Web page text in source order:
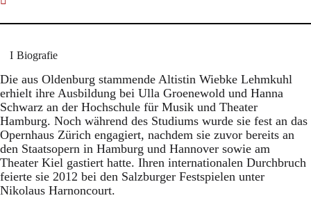
Biografie
Die aus Oldenburg stammende Altistin Wiebke Lehmkuhl
erhielt ihre Ausbildung bei Ulla Groenewold und Hanna
Schwarz an der Hochschule für Musik und Theater
Hamburg. Noch während des Studiums wurde sie fest an das
Opernhaus Zürich engagiert, nachdem sie zuvor bereits an
den Staatsopern in Hamburg und Hannover sowie am
Theater Kiel gastiert hatte. Ihren internationalen Durchbruch
feierte sie 2012 bei den Salzburger Festspielen unter
Nikolaus Harnoncourt.